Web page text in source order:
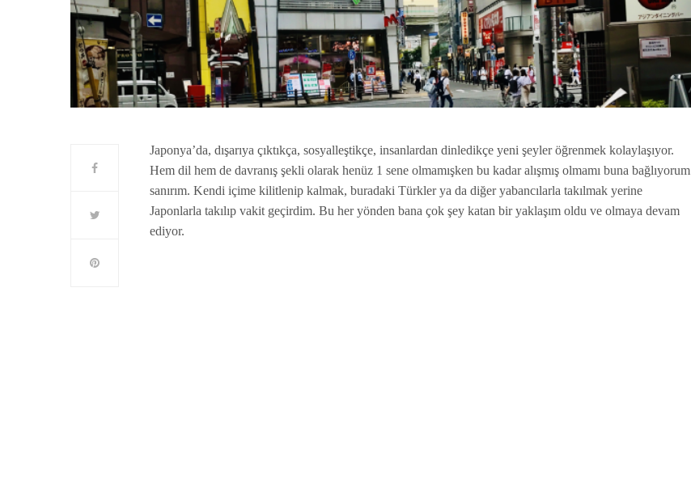
Japonya’da, dışarıya çıktıkça, sosyalleştikçe, insanlardan dinledikçe yeni şeyler öğrenmek kolaylaşıyor.
Hem dil hem de davranış şekli olarak henüz 1 sene olmamışken bu kadar alışmış olmamı buna bağlıyorum
sanırım. Kendi içime kilitlenip kalmak, buradaki Türkler ya da diğer yabancılarla takılmak yerine
Japonlarla takılıp vakit geçirdim. Bu her yönden bana çok şey katan bir yaklaşım oldu ve olmaya devam
ediyor.